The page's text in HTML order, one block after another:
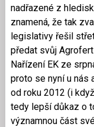
nadřazené z
znamená, že tak
legislativy řešil
předat svůj
Nařízení EK ze
proto se nyní u nás
od roku 2012 (i
tedy lepší důkaz o
významnou část